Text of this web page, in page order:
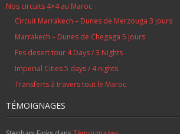
Nos circuits 4×4 au Maroc
Circuit Marrakech – Dunes de Merzouga 3 jours
Marrakech – Dunes de Chegaga 5 jours
Fes desert tour 4 Days / 3 Nights
Imperial Cities 5 days / 4 nights
Transferts à travers tout le Maroc
TÉMOIGNAGES